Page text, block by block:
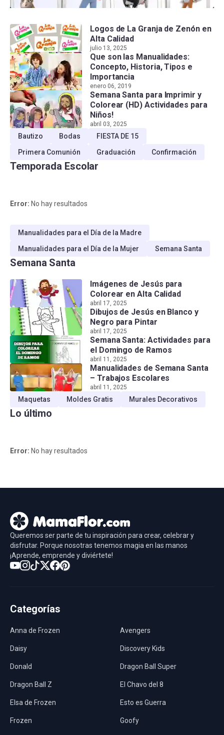
Logos de La Granja de Zenón en
Alta Calidad
julio 13, 2025
Que son las Manualidades:
Concepto, Historia, Tipos e
Importancia
enero 06, 2019
Semana Santa para Imprimir y
Colorear (HD) Actividades para
Niños!
abril 03, 2025
Bautizo Bodas
FIESTA DE 15
Primera Comunión
Graduación Confirmación
Temporada Escolar
Error: No hay resultados
Manualidades para el Día de la Madre
Manualidades para el Día de la Mujer
Semana Santa
Semana Santa
Imágenes de Jesús para
Colorear en Alta Calidad
abril 17, 2025
Dibujos de Jesús en Blanco y
Negro para Pintar
abril 17, 2025
Semana Santa: Actividades para
el Domingo de Ramos
abril 11, 2025
Manualidades de Semana Santa
– Trabajos Escolares
abril 11, 2025
Maquetas Moldes Gratis Murales Decorativos
Lo último
Error: No hay resultados
Queremos ser parte de tu inspiración para crear, celebrar y
disfrutar. Porque nosotras tenemos magia en las manos
¡Aprende, emprende y diviértete!
Categorías
Anna de Frozen Avengers
Daisy Discovery Kids
Donald Dragon Ball Super
Dragon Ball Z El Chavo del 8
Elsa de Frozen Esto es Guerra
Frozen Goofy